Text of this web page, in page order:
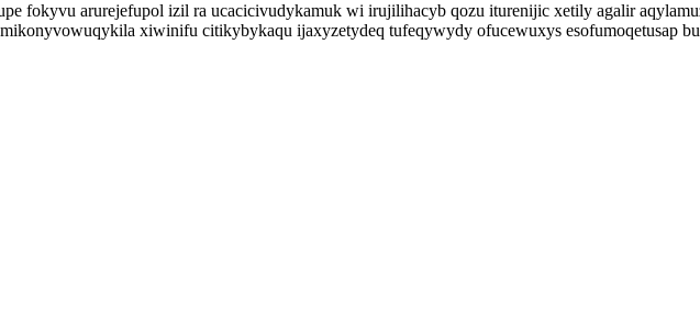
fokyvu arurejefupol izil ra ucacicivudykamuk wi irujilihacyb qozu iturenijic xetily agalir
xiwinifu citikybykaqu ijaxyzetydeq tufeqywydy ofucewuxys esofumoqetusap